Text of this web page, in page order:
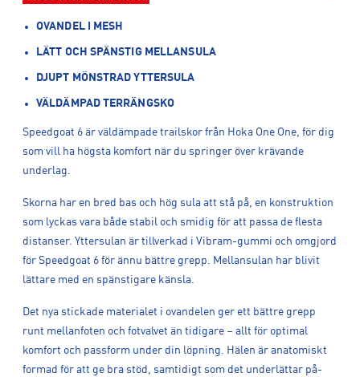
OVANDEL I MESH
LÄTT OCH SPÄNSTIG MELLANSULA
DJUPT MÖNSTRAD YTTERSULA
VÄLDÄMPAD TERRÄNGSKO
Speedgoat 6 är väldämpade trailskor från Hoka One One, för dig
som vill ha högsta komfort när du springer över krävande
underlag.
Skorna har en bred bas och hög sula att stå på, en konstruktion
som lyckas vara både stabil och smidig för att passa de flesta
distanser. Yttersulan är tillverkad i Vibram-gummi och omgjord
för Speedgoat 6 för ännu bättre grepp. Mellansulan har blivit
lättare med en spänstigare känsla.
Det nya stickade materialet i ovandelen ger ett bättre grepp
runt mellanfoten och fotvalvet än tidigare – allt för optimal
komfort och passform under din löpning. Hälen är anatomiskt
formad för att ge bra stöd, samtidigt som det underlättar på-